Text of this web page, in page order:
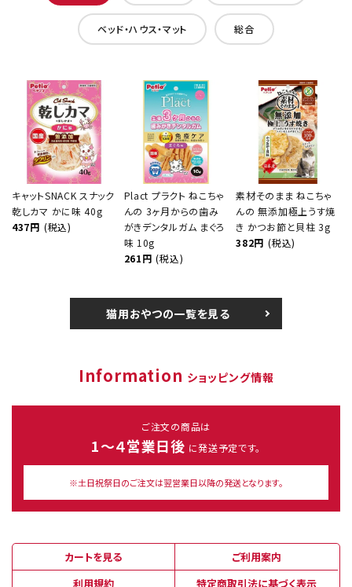
ベッド・ハウス・マット 総合
キャットSNACK スナック
乾しカマ かに味 40g
437円 (税込)
Plact プラクト ねこちゃ
んの 3ヶ月からの歯み
がきデンタルガム まぐろ
味 10g
261円 (税込)
素材そのまま ねこちゃ
んの 無添加極上うす焼
き かつお節と貝柱 3g
382円 (税込)
猫用おやつの一覧を見る
Information ショッピング情報
ご注文の商品は
1～４営業日後 に発送予定です。
※土日祝祭日のご注文は翌営業日以降の発送となります。
カートを見る
ご利用案内
利用規約
特定商取引法に基づく表示